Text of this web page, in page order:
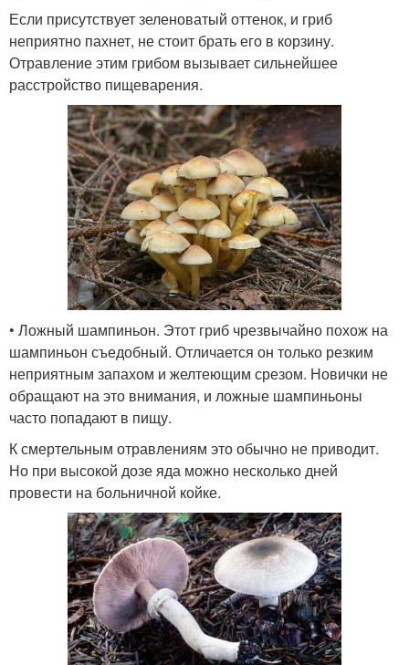
Если присутствует зеленоватый оттенок, и гриб
неприятно пахнет, не стоит брать его в корзину.
Отравление этим грибом вызывает сильнейшее
расстройство пищеварения.
• Ложный шампиньон. Этот гриб чрезвычайно похож на
шампиньон съедобный. Отличается он только резким
неприятным запахом и желтеющим срезом. Новички не
обращают на это внимания, и ложные шампиньоны
часто попадают в пищу.
К смертельным отравлениям это обычно не приводит.
Но при высокой дозе яда можно несколько дней
провести на больничной койке.